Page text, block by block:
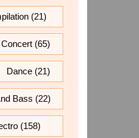
(21)
Concert (65)
Dance (21)
Bass (22)
(158)